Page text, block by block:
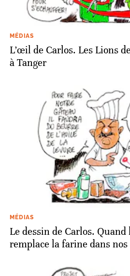
MÉDIAS
L’œil de Carlos. Les Lions
à Tanger
MÉDIAS
Le dessin de Carlos.
remplace la farine dans nos